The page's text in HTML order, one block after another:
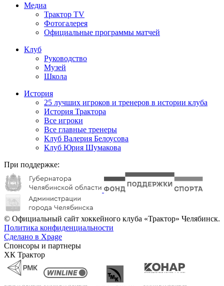
Медиа
Трактор TV
Фотогалерея
Официальные программы матчей
Клуб
Руководство
Музей
Школа
История
25 лучших игроков и тренеров в истории клуба
История Трактора
Все игроки
Все главные тренеры
Клуб Валерия Белоусова
Клуб Юрия Шумакова
При поддержке:
© Официальный сайт хоккейного клуба «Трактор» Челябинск.
Политика конфиденциальности
Сделано в Xpage
Спонсоры и партнеры
ХК Трактор